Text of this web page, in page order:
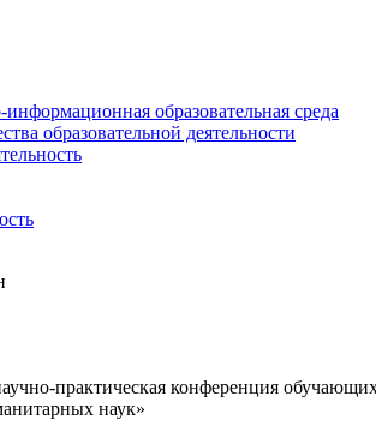
образовательная среда
образовательной деятельности
практическая конференция
наук»